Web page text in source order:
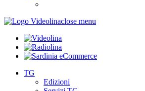
close menu
TG
Edizioni